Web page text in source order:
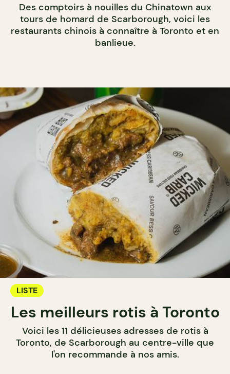
Des comptoirs à nouilles du Chinatown aux
tours de homard de Scarborough, voici les
restaurants chinois à connaître à Toronto et en
banlieue.
LISTE
Les meilleurs rotis à Toronto
Voici les 11 délicieuses adresses de rotis à
Toronto, de Scarborough au centre-ville que
l'on recommande à nos amis.